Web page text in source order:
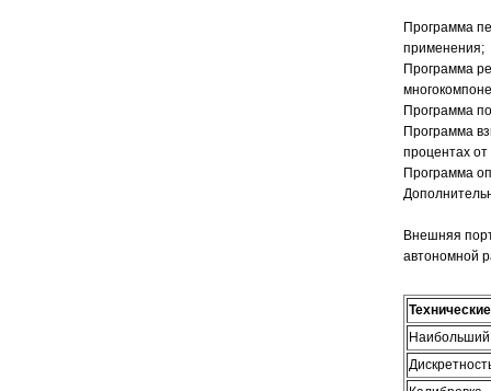
Программа
применения;
Программа
Программа
Программа
процентах
Программа
Внешняя
автономной
Наибольший